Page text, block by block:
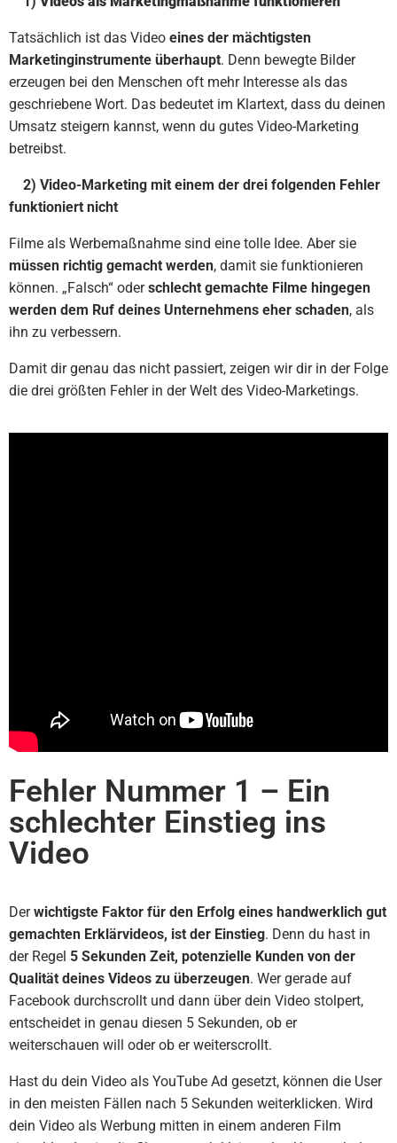
Tatsächlich ist das Video eines der mächtigsten
Marketinginstrumente überhaupt. Denn bewegte Bilder
erzeugen bei den Menschen oft mehr Interesse als das
geschriebene Wort. Das bedeutet im Klartext, dass du deinen
Umsatz steigern kannst, wenn du gutes Video-Marketing
betreibst.
2) Video-Marketing mit einem der drei folgenden Fehler
funktioniert nicht
Filme als Werbemaßnahme sind eine tolle Idee. Aber sie
müssen richtig gemacht werden, damit sie funktionieren
können. „Falsch“ oderschlecht gemachte Filme hingegen
werden dem Ruf deines Unternehmens eher schaden, als
ihn zu verbessern.
Damit dir genau das nicht passiert, zeigen wir dir in der Folge
die drei größten Fehler in der Welt des Video-Marketings.
Fehler Nummer 1 – Ein
schlechter Einstieg ins
Video
Derwichtigste Faktor für den Erfolg eines handwerklich gut
gemachten Erklärvideos, ist der Einstieg. Denn du hast in
der Regel 5 Sekunden Zeit, potenzielle Kunden von der
Qualität deines Videos zu überzeugen. Wer gerade auf
Facebook durchscrollt und dann über dein Video stolpert,
entscheidet in genau diesen 5 Sekunden, ob er
weiterschauen will oder ob er weiterscrollt.
Hast du dein Video als YouTube Ad gesetzt, können die User
in den meisten Fällen nach 5 Sekunden weiterklicken. Wird
dein Video als Werbung mitten in einem anderen Film